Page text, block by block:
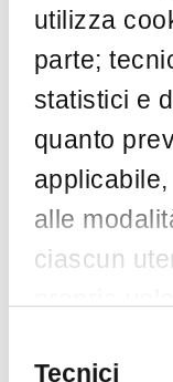
utilizza
parte;
statistici e
quanto
alle
ciascun
propria
delTecnici